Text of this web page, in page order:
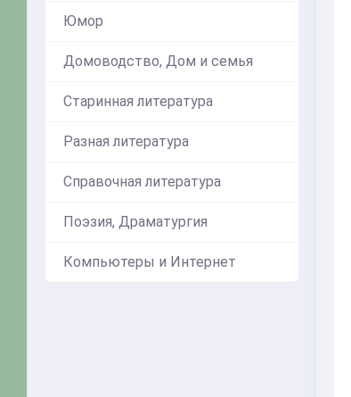
Юмор
Домоводство, Дом и семья
Старинная литература
Разная литература
Справочная литература
Поэзия, Драматургия
Компьютеры и Интернет